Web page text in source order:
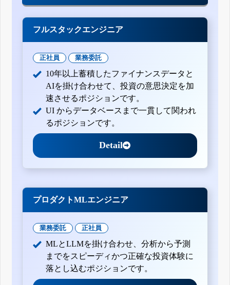
フルスタックエンジニア
正社員 業務委託
10年以上蓄積したファイナンスデータと
AIを掛け合わせて、投資の意思決定を加
速させるポジションです。
UI からデータベースまで一貫して関われ
るポジションです。
Detail
プロダクトMLエンジニア
業務委託 正社員
MLとLLMを掛け合わせ、分析から予測
までをスピーディかつ正確な投資体験に
落とし込むポジションです。